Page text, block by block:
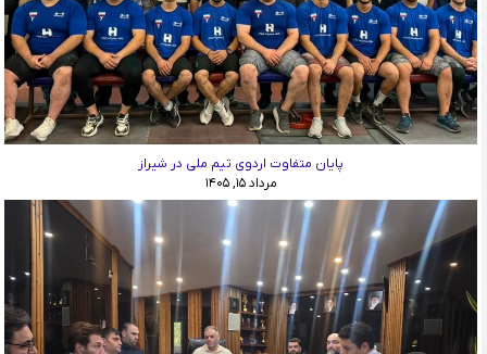
پایان متفاوت اردوی تیم ملی در شیراز
مرداد ۱۵, ۱۴۰۵